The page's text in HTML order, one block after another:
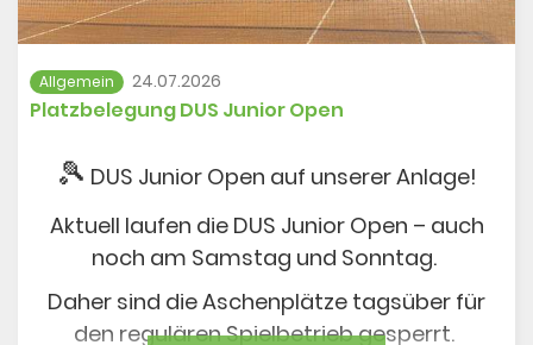
Allgemein 24.07.2026
Platzbelegung DUS Junior Open
🎾 DUS Junior Open auf unserer Anlage!
Aktuell laufen die DUS Junior Open – auch
noch am Samstag und Sonntag.
Daher sind die Aschenplätze tagsüber für
den regulären Spielbetrieb gesperrt.